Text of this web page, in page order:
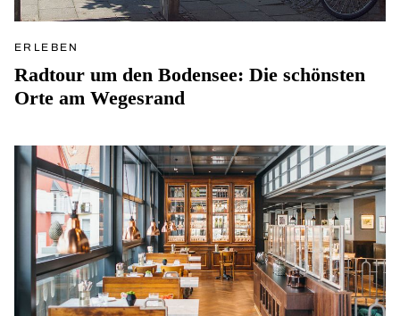
ERLEBEN
Radtour um den Bodensee: Die schönsten
Orte am Wegesrand